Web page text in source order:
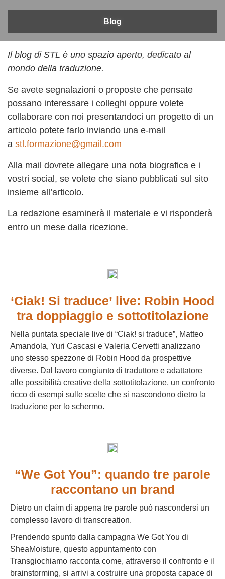
Blog
Il blog di STL è uno spazio aperto, dedicato al
mondo della traduzione.
Se avete segnalazioni o proposte che pensate
possano interessare i colleghi oppure volete
collaborare con noi presentandoci un progetto di un
articolo potete farlo inviando una e-mail
a stl.formazione@gmail.com
Alla mail dovrete allegare una nota biografica e i
vostri social, se volete che siano pubblicati sul sito
insieme all’articolo.
La redazione esaminerà il materiale e vi risponderà
entro un mese dalla ricezione.
‘Ciak! Si traduce’ live: Robin Hood
tra doppiaggio e sottotitolazione
Nella puntata speciale live di “Ciak! si traduce”, Matteo
Amandola, Yuri Cascasi e Valeria Cervetti analizzano
uno stesso spezzone di Robin Hood da prospettive
diverse. Dal lavoro congiunto di traduttore e adattatore
alle possibilità creative della sottotitolazione, un confronto
ricco di esempi sulle scelte che si nascondono dietro la
traduzione per lo schermo.
“We Got You”: quando tre parole
raccontano un brand
Dietro un claim di appena tre parole può nascondersi un
complesso lavoro di transcreation.
Prendendo spunto dalla campagna We Got You di
SheaMoisture, questo appuntamento con
Transgiochiamo racconta come, attraverso il confronto e il
brainstorming, si arrivi a costruire una proposta capace di